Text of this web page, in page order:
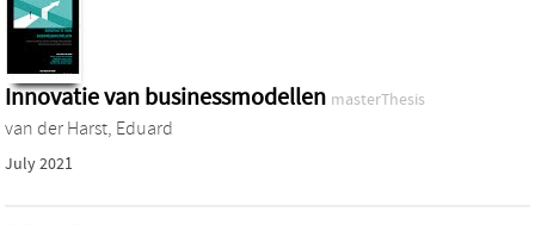
Innovatie van businessmodellen masterThesis
van der Harst, Eduard
July 2021